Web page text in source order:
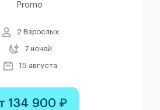
Promo
2 Взрослых
7 ночей
15 августа
134 900 ₽